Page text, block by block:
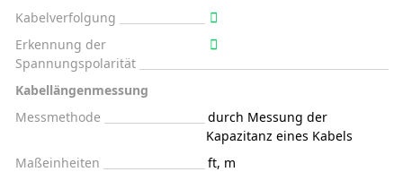
Kabelverfolgung
Erkennung der
Spannungspolarität
Kabellängenmessung
Messmethode
durch Messung der
Kapazitanz eines Kabels
Maßeinheiten
ft, m